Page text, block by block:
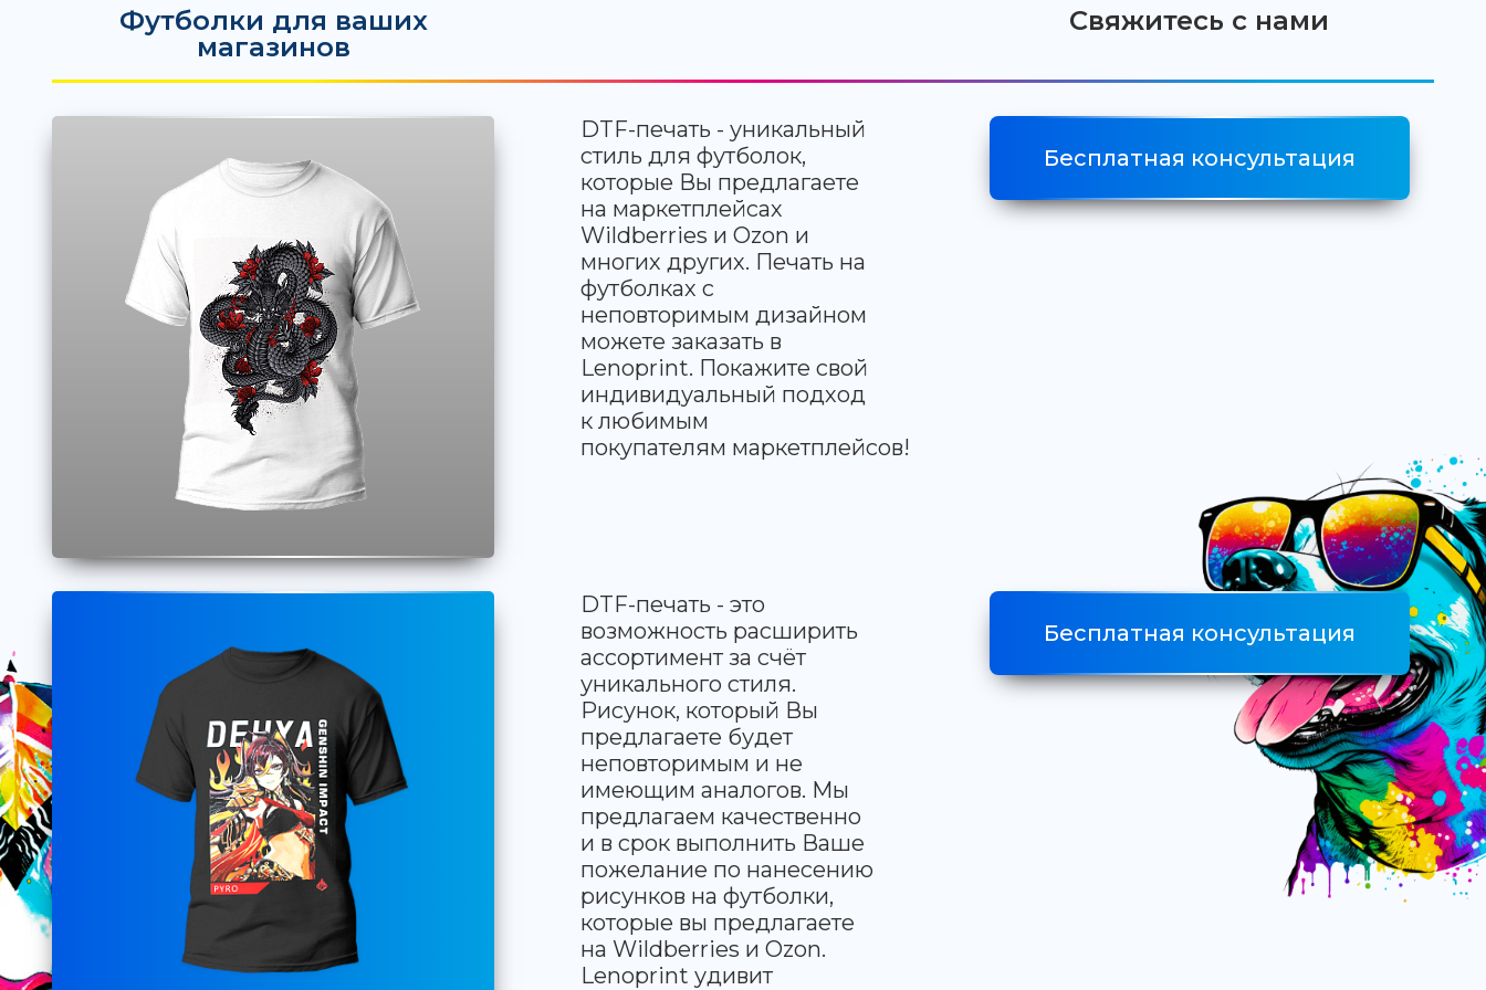
Футболки для ваших
магазинов
Свяжитесь с нами
DTF-печать - уникальный
стиль для футболок,
которые Вы предлагаете
на маркетплейсах
Wildberries и Ozon и
многих других. Печать на
футболках с
неповторимым дизайном
можете заказать в
Lenoprint. Покажите свой
индивидуальный подход
к любимым
покупателям маркетплейсов!
Бесплатная консультация
DTF-печать - это
возможность расширить
ассортимент за счёт
уникального стиля.
Рисунок, который Вы
предлагаете будет
неповторимым и не
имеющим аналогов. Мы
предлагаем качественно
и в срок выполнить Ваше
пожелание по нанесению
рисунков на футболки,
которые вы предлагаете
на Wildberries и Ozon.
Lenoprint удивит
Бесплатная консультация